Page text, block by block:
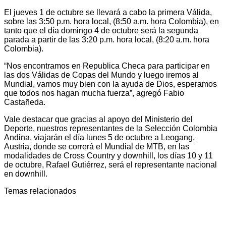
El jueves 1 de octubre se llevará a cabo la primera Válida,
sobre las 3:50 p.m. hora local, (8:50 a.m. hora Colombia), en
tanto que el día domingo 4 de octubre será la segunda
parada a partir de las 3:20 p.m. hora local, (8:20 a.m. hora
Colombia).
“Nos encontramos en Republica Checa para participar en
las dos Válidas de Copas del Mundo y luego iremos al
Mundial, vamos muy bien con la ayuda de Dios, esperamos
que todos nos hagan mucha fuerza”, agregó Fabio
Castañeda.
Vale destacar que gracias al apoyo del Ministerio del
Deporte, nuestros representantes de la Selección Colombia
Andina, viajarán el día lunes 5 de octubre a Leogang,
Austria, donde se correrá el Mundial de MTB, en las
modalidades de Cross Country y downhill, los días 10 y 11
de octubre, Rafael Gutiérrez, será el representante nacional
en downhill.
Temas relacionados